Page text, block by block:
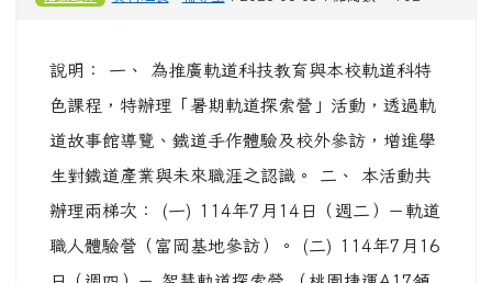
說明： 一、 為推廣軌道科技教育與本校軌道科特
色課程，特辦理「暑期軌道探索營」活動，透過軌
道故事館導覽、鐵道手作體驗及校外參訪，增進學
生對鐵道產業與未來職涯之認識。 二、 本活動共
辦理兩梯次： (一) 114年7月14日（週二）－軌道
職人體驗營（富岡基地參訪）。 (二) 114年7月16